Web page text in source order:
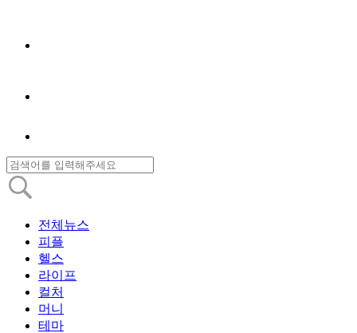
전체뉴스
피플
헬스
라이프
컬처
머니
테마